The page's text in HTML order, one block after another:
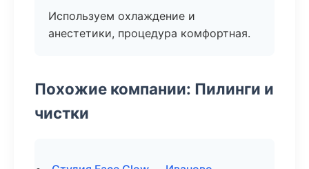
Используем охлаждение и
анестетики, процедура комфортная.
Похожие компании: Пилинги и
чистки